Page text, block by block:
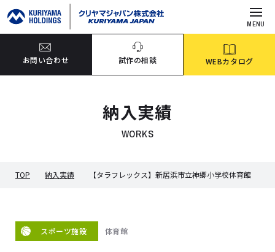
MENU
お問い合わせ 試作の相談 WEBカタログ
納入実績
WORKS
TOP 納入実績 【タラフレックス】新居浜市立神郷小学校体育館
スポーツ施設 体育館